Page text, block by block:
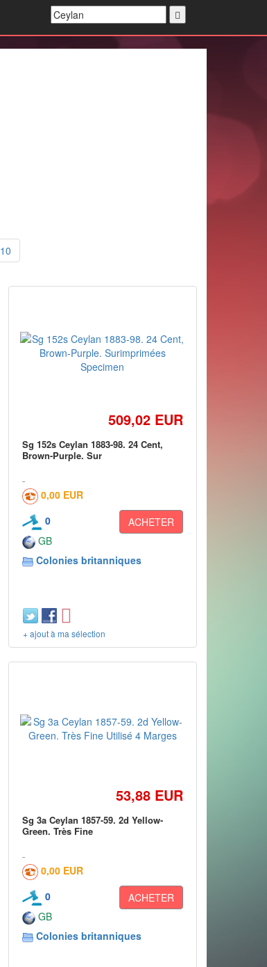
10
509,02 EUR
Sg 152s Ceylan 1883-98. 24 Cent,
Brown-Purple. Sur
0,00 EUR
0
ACHETER
GB
Colonies britanniques
+ ajout à ma sélection
53,88 EUR
Sg 3a Ceylan 1857-59. 2d Yellow-
Green. Très Fine
0,00 EUR
0
ACHETER
GB
Colonies britanniques